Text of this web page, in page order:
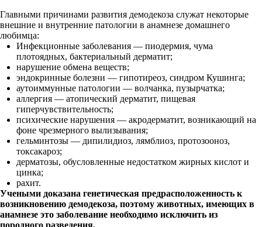
Главными причинами развития демодекоза служат некоторые
внешние и внутренние патологии в анамнезе домашнего
любимца:
Инфекционные заболевания — пиодермия, чума
плотоядных, бактериальный дерматит;
нарушение обмена веществ;
эндокринные болезни — гипотиреоз, синдром Кушинга;
аутоиммунные патологии — волчанка, пузырчатка;
аллергия — атопический дерматит, пищевая
гиперчувствительность;
психические нарушения — акродерматит, возникающий на
фоне чрезмерного вылизывания;
гельминтозы — дипилидиоз, лямблиоз, протозооноз,
токсакароз;
дерматозы, обусловленные недостатком жирных кислот и
цинка;
рахит.
Учеными доказана генетическая предрасположенность к
возникновению демодекоза, поэтому животных, имеющих в
анамнезе это заболевание необходимо исключить из
породного разведения.